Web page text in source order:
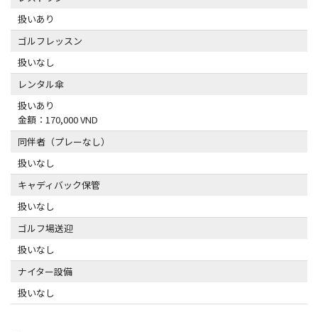
扱いあり
ゴルフレッスン
扱いなし
レンタル傘
扱いあり
金額：170,000 VND
同伴者（プレーなし）
扱いなし
キャディバック保管
扱いなし
ゴルフ場送迎
扱いなし
ナイター設備
扱いなし